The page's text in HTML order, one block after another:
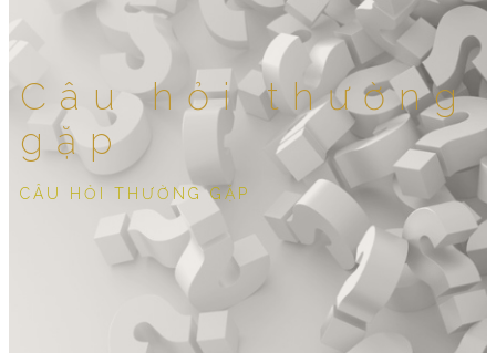
Câu hỏi thường
gặp
CÂU HỎI THƯỜNG GẶP